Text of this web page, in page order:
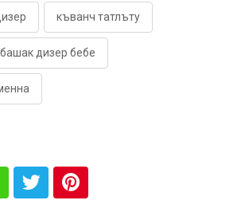
къванч татлъту
дизер бебе